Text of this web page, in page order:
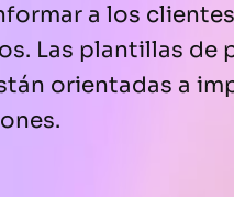
a los
Las plantillas de
orientadas a